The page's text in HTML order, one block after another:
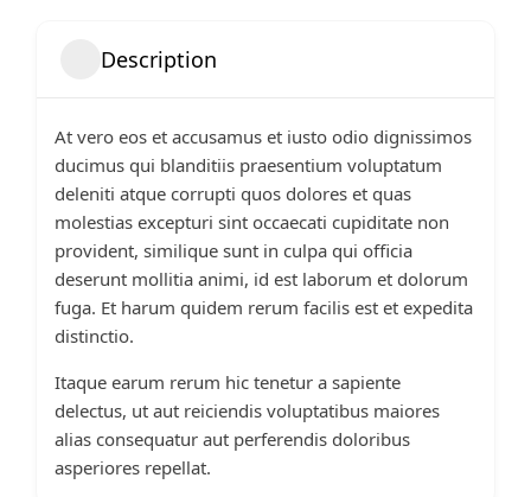
Description
At vero eos et accusamus et iusto odio dignissimos
ducimus qui blanditiis praesentium voluptatum
deleniti atque corrupti quos dolores et quas
molestias excepturi sint occaecati cupiditate non
provident, similique sunt in culpa qui officia
deserunt mollitia animi, id est laborum et dolorum
fuga. Et harum quidem rerum facilis est et expedita
distinctio.
Itaque earum rerum hic tenetur a sapiente
delectus, ut aut reiciendis voluptatibus maiores
alias consequatur aut perferendis doloribus
asperiores repellat.